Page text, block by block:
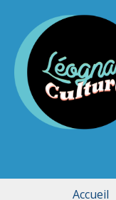
Accueil